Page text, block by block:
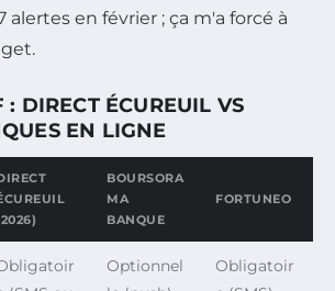
alertes en février ; ça m'a forcé à
: DIRECT ÉCUREUIL VS
EN LIGNE
BOURSORA
MA
BANQUE
FORTUNEO
Optionnel
Obligatoir